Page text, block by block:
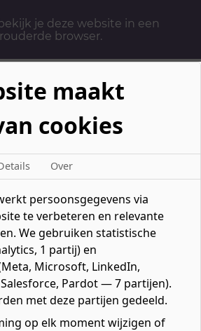
je deze website in een
browser.
maakt
cookies
Over
persoonsgegevens via
te verbeteren en relevante
We gebruiken statistische
1 partij) en
Microsoft, LinkedIn,
Pardot — 7 partijen).
met deze partijen gedeeld.
op elk moment wijzigen of